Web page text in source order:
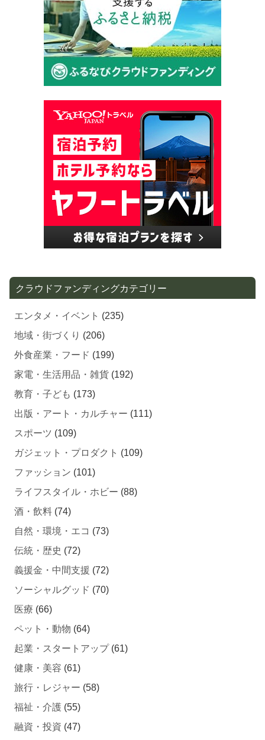
クラウドファンディングカテゴリー
エンタメ・イベント (235)
地域・街づくり (206)
外食産業・フード (199)
家電・生活用品・雑貨 (192)
教育・子ども (173)
出版・アート・カルチャー (111)
スポーツ (109)
ガジェット・プロダクト (109)
ファッション (101)
ライフスタイル・ホビー (88)
酒・飲料 (74)
自然・環境・エコ (73)
伝統・歴史 (72)
義援金・中間支援 (72)
ソーシャルグッド (70)
医療 (66)
ペット・動物 (64)
起業・スタートアップ(61)
健康・美容 (61)
旅行・レジャー (58)
福祉・介護 (55)
融資・投資 (47)